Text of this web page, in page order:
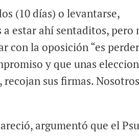
(10 días) o levantarse,
estar ahí sentaditos, pero
con la oposición “es
y que unas
sus firmas. Nosotros
argumentó que el